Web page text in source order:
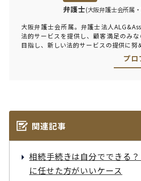
弁護士(大阪弁護士会所属
大阪弁護士会所属。弁護士法人
法的サービスを提供し、顧客満足のみ
目指し、新しい法的サービスの提供に努
プロ
関連記事
相続手続きは自分でできる
に任せた方がいいケース